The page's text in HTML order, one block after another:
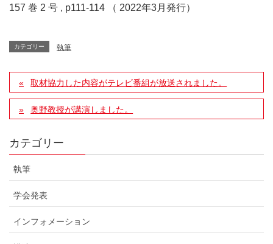
157 巻 2 号 , p111-114
（ 2022年3月発行）
カテゴリー 執筆
取材協力した内容がテレビ番組が放送されました。
奥野教授が講演しました。
カテゴリー
執筆
学会発表
インフォメーション